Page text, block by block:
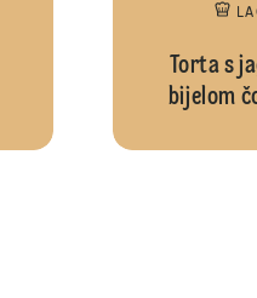
Torta s
bijelom